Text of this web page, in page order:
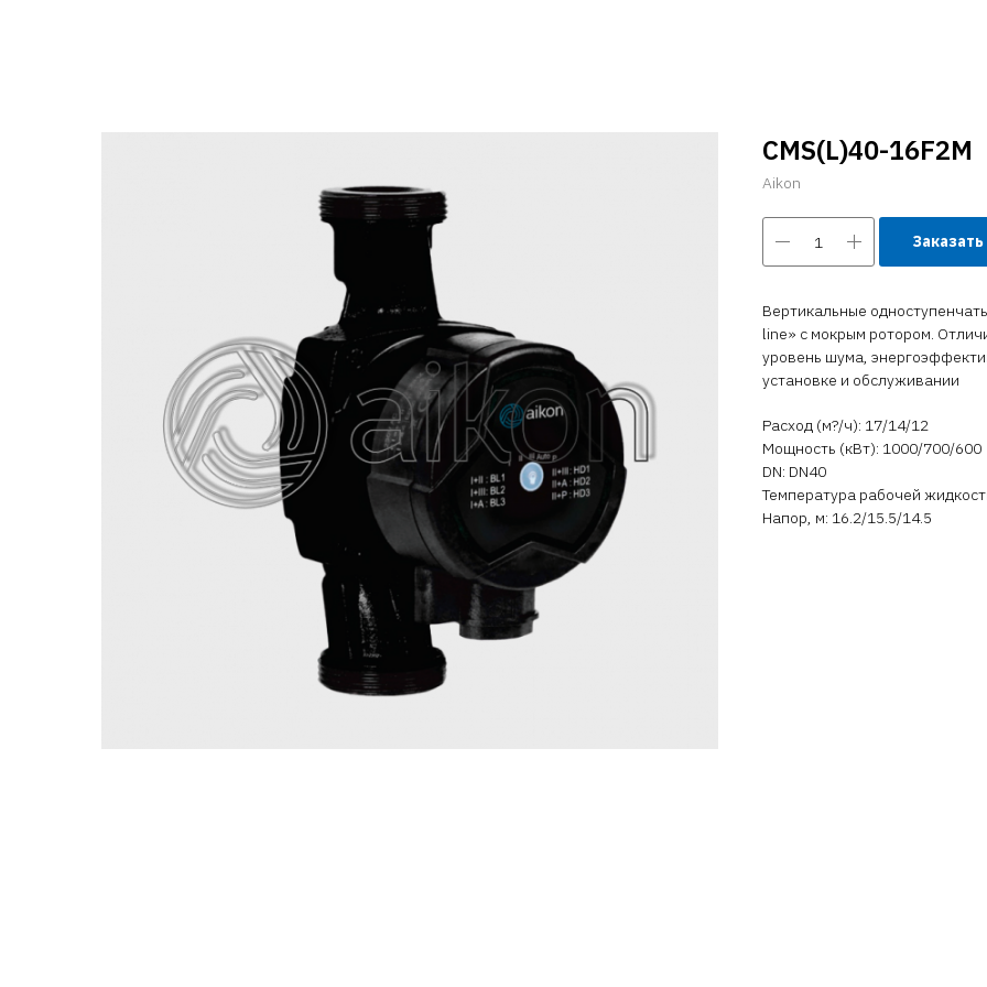
CMS(L)40-16F2M
Aikon
Заказать
Вертикальные
line» с мокрым ротором.
уровень шума,
установке и обслуживании
Расход (м?/ч): 17/14/12
Мощность (кВт): 1000/700/600
DN: DN40
Температура рабочей
Напор, м: 16.2/15.5/14.5